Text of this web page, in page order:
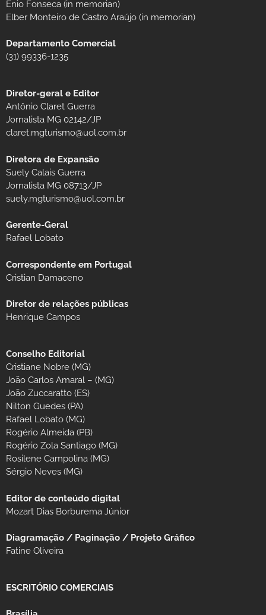
Ênio Fonseca (in memorian)
Elber Monteiro de Castro Araújo (in memorian)
Departamento Comercial
(31) 99336-1235
Diretor-geral e Editor
Antônio Claret Guerra
Jornalista MG 02142/JP
claret.mgturismo@uol.com.br
Diretora de Expansão
Suely Calais Guerra
Jornalista MG 08713/JP
suely.mgturismo@uol.com.br
Gerente-Geral
Rafael Lobato
Correspondente em Portugal
Cristian Damaceno
Diretor de relações públicas
Henrique Campos
Conselho Editorial
Cristiane Nobre (MG)
João Carlos Amaral – (MG)
João Zuccaratto (ES)
Nilton Guedes (PA)
Rafael Lobato (MG)
Rogério Almeida (PB)
Rogério Zola Santiago (MG)
Rosilene Campolina (MG)
Sérgio Neves (MG)
Editor de conteúdo digital
Mozart Dias Borburema Júnior
Diagramação / Paginação / Projeto Gráfico
Fatine Oliveira
ESCRITÓRIO COMERCIAIS